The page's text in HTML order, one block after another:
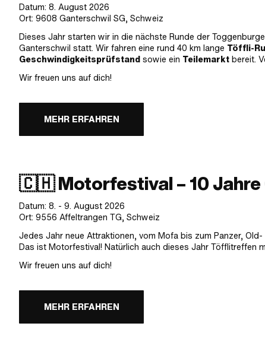
Datum: 8. August 2026
Ort: 9608 Ganterschwil SG, Schweiz
Dieses Jahr starten wir in die nächste Runde der
Ganterschwil statt. Wir fahren eine rund 40 km lange Töffli-
Geschwindigkeitsprüfstand sowie ein Teilemarkt bereit.
Wir freuen uns auf dich!
MEHR ERFAHREN
🇨🇭 Motorfestival – 10 Jahre
Datum: 8. - 9. August 2026
Ort: 9556 Affeltrangen TG, Schweiz
Jedes Jahr neue Attraktionen, vom Mofa bis zum Panzer,
Das ist Motorfestival! Natürlich auch dieses Jahr Töfflitreffen
Wir freuen uns auf dich!
MEHR ERFAHREN